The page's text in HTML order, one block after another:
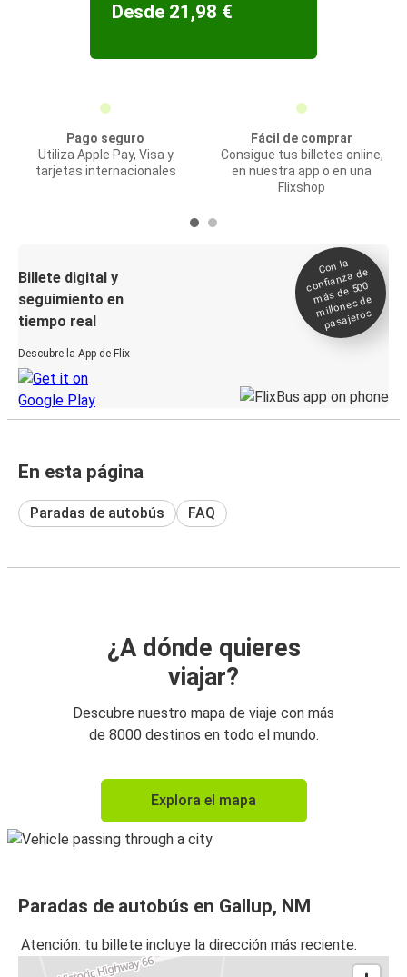
Desde 21,98 €
Pago seguro
Utiliza Apple Pay, Visa y
tarjetas internacionales
Fácil de comprar
Consigue tus billetes online,
en nuestra app o en una
Flixshop
Billete digital y
seguimiento en
tiempo real
Descubre la App de Flix
Con la
confianza de
más de 500
millones de
pasajeros
En esta página
Paradas de autobús FAQ
¿A dónde quieres
viajar?
Descubre nuestro mapa de viaje con más
de 8000 destinos en todo el mundo.
Explora el mapa
Paradas de autobús en Gallup, NM
Atención: tu billete incluye la dirección más reciente.